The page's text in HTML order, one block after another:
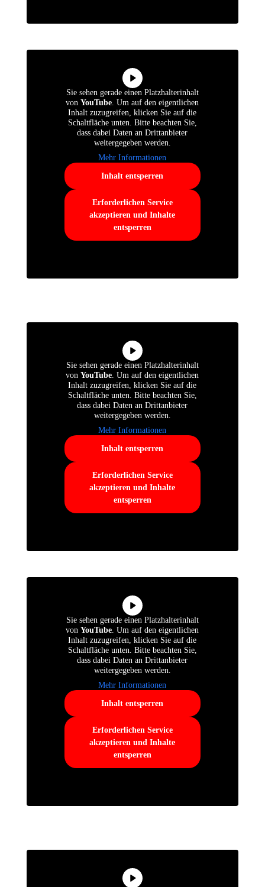
Sie sehen gerade einen Platzhalterinhalt
vonYouTube . Um auf den eigentlichen
Inhalt zuzugreifen, klicken Sie auf die
Schaltfläche unten. Bitte beachten Sie,
dass dabei Daten an Drittanbieter
weitergegeben werden.
Mehr Informationen
Inhalt entsperren
Erforderlichen Service
akzeptieren und Inhalte
entsperren
Sie sehen gerade einen Platzhalterinhalt
vonYouTube . Um auf den eigentlichen
Inhalt zuzugreifen, klicken Sie auf die
Schaltfläche unten. Bitte beachten Sie,
dass dabei Daten an Drittanbieter
weitergegeben werden.
Mehr Informationen
Inhalt entsperren
Erforderlichen Service
akzeptieren und Inhalte
entsperren
Sie sehen gerade einen Platzhalterinhalt
vonYouTube . Um auf den eigentlichen
Inhalt zuzugreifen, klicken Sie auf die
Schaltfläche unten. Bitte beachten Sie,
dass dabei Daten an Drittanbieter
weitergegeben werden.
Mehr Informationen
Inhalt entsperren
Erforderlichen Service
akzeptieren und Inhalte
entsperren